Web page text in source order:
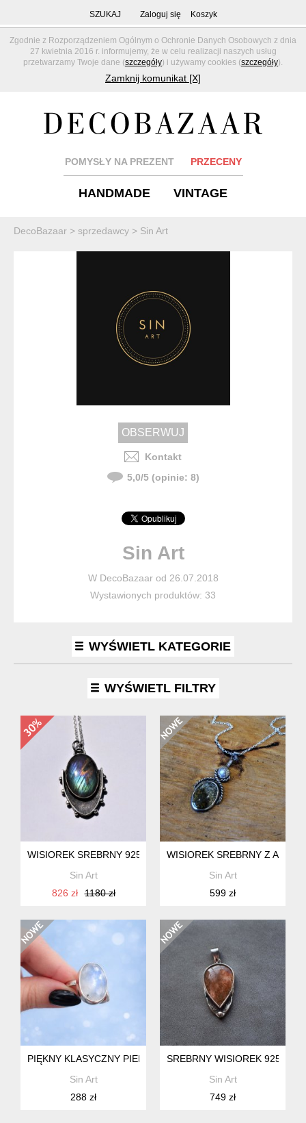
Zgodnie z Rozporządzeniem Ogólnym o Ochronie Danych Osobowych z dnia
27 kwietnia 2016 r. informujemy, że w celu realizacji naszych usług
przetwarzamy Twoje dane (szczegóły) i używamy cookies (szczegóły).
Zamknij komunikat [X]
SZUKAJ Zaloguj się Koszyk
POMYSŁY NA PREZENT PRZECENY
HANDMADE VINTAGE
DecoBazaar > sprzedawcy > Sin Art
Kontakt
5,0/5(opinie: 8)
Sin Art
W DecoBazaar od 26.07.2018
Wystawionych produktów: 33
WYŚWIETL KATEGORIE
WYŚWIETL FILTRY
WISIOREK SREBRNY 925 UNIKALNY WZÓR RĘCZNIE
Sin Art
826 zł
1180 zł
WISIOREK SREBRNY Z
Sin Art
599 zł
PIĘKNY KLASYCZNY PIERŚCIONEK ZE SREBRA Z
Sin Art
288 zł
SREBRNY WISIOREK 925 Z
Sin Art
749 zł